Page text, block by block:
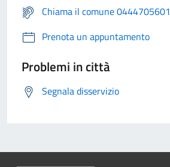
Chiama il comune 0444705601
Prenota un appuntamento
Problemi in città
Segnala disservizio